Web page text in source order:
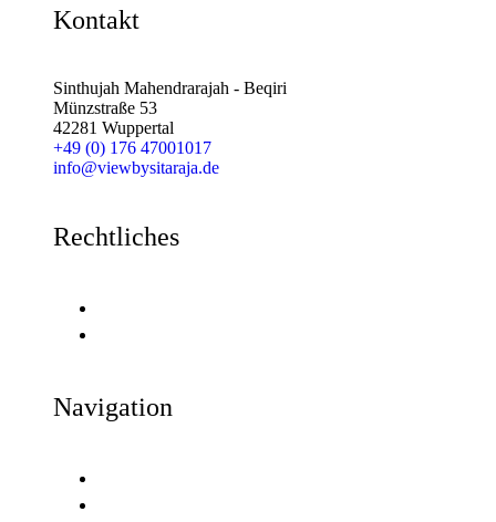
Kontakt
Sinthujah Mahendrarajah - Beqiri
Münzstraße 53
42281 Wuppertal
+49 (0) 176 47001017
info@viewbysitaraja.de
Rechtliches
Navigation